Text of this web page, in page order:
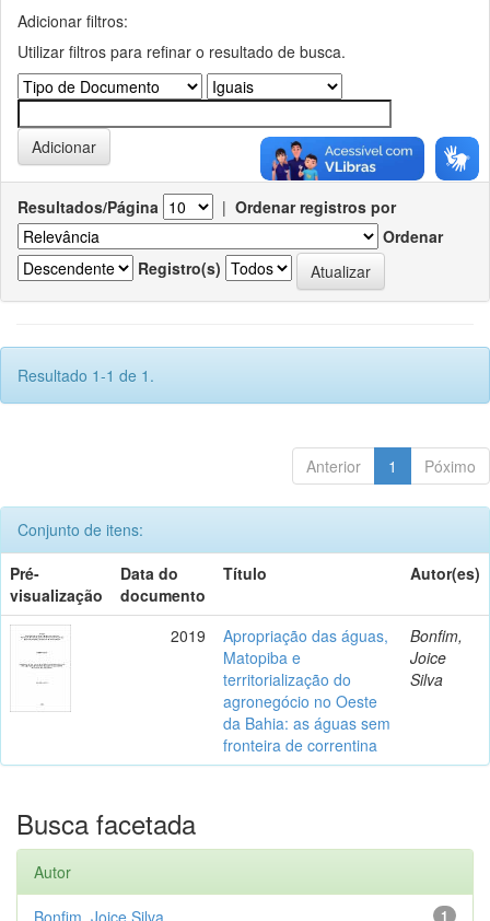
Adicionar filtros:
Utilizar filtros para refinar o resultado de busca.
Resultados/Página | Ordenar registros por
Ordenar
Registro(s)
Resultado 1-1 de 1.
Anterior 1 Póximo
Conjunto de itens:
Pré-
visualização
Data do
documento
Título Autor(es)
2019
Apropriação das águas,
Matopiba e
territorialização do
agronegócio no Oeste
da Bahia: as águas sem
fronteira de correntina
Bonfim,
Joice
Silva
Busca facetada
Autor
1
Bonfim, Joice Silva